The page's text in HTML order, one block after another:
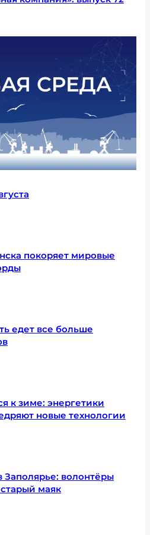
покоряет мировые
едет все больше
к зиме: энергетики
новые технологии
Заполярье: волонтёры
маяк